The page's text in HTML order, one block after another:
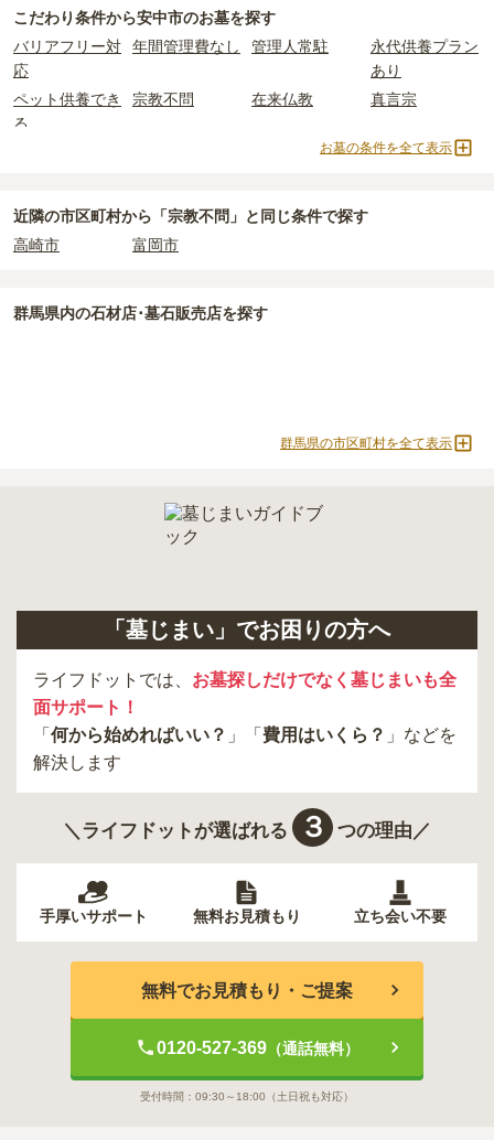
2つが主な費用となります。
の一般墓の永代使用料の平均は12万円 で、墓石代は 群馬県の
平均
です。いずれも区画の広さや墓石の大きさ・素材に
樹木葬・納骨堂・永代供養墓は、基本的に墓石代がかからず、永代
・開眼法要の費用
：お墓を新しく建てた際に行う儀式のための費
・納骨式の費用
：お墓に遺骨を納める儀式のための費用。僧侶に渡
・年間管理費：お墓の管理費。契約後、毎年発生するケースがあり
で、5万円からお求めいただけます。
する「合祀墓（ごうしぼ）」と呼ばれるタイプです。個別のお墓に
比べて省スペースで管理の手間がかからないため、費用が安く設定
されています。
価格の目安は、1名あたり5万円〜30万円程度です。
お墓を探すのがおすすめです。
こだわり条件から安中市のお墓を探す
バリアフリー対
応
年間管理費なし 管理人常駐
永代供養プラン
あり
ペット供養でき
る
宗教不問 在来仏教 真言宗
永代供養墓
公営霊園
3人用区画あり
お墓の条件を全て表示
近隣の市区町村から 「宗教不問」と 同じ条件で探す
高崎市
富岡市
群馬県内の石材店･墓石販売店を探す
群馬県の市区町村を全て表示
「墓じまい」でお困りの方へ
ライフドットでは、 お墓探しだけでなく墓じまいも全
面サポート！
「 何から始めればいい？ 」「 費用はいくら？ 」などを
解決します
＼ライフドットが選ばれる ３ つの理由／
手厚いサポート 無料お見積もり 立ち会い不要
無料でお見積もり・ご提案
0120-527-369（通話無料）
受付時間： 09:30～18:00 （土日祝も対応）